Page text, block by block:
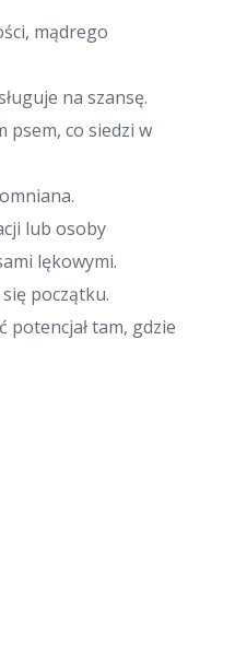
mądrego
na szansę.
psem, co siedzi w
lub osoby
lękowymi.
początku.
tam, gdzie